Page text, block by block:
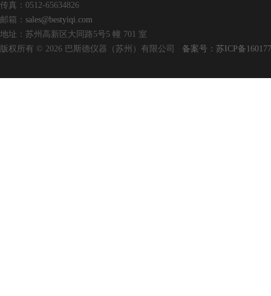
传真：0512-65634826
邮箱： sales@bestyiqi.com
地址：苏州高新区大同路5号5 幢 701 室
版权所有 © 2026 巴斯德仪器（苏州）有限公司 备案号：苏ICP备